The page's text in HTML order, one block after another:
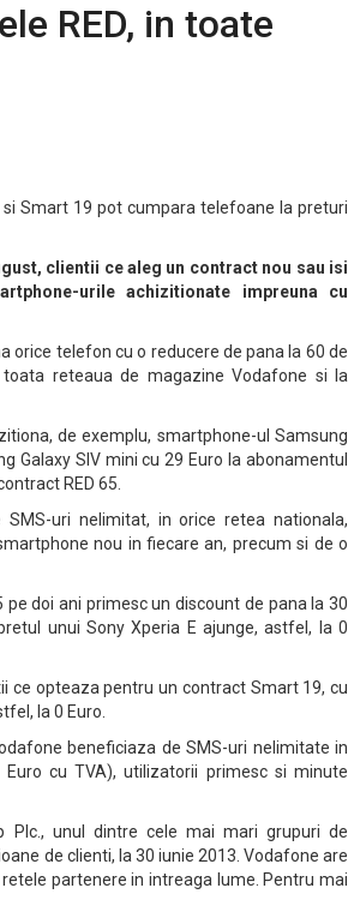
RED, in toate
Smart 19 pot cumpara telefoane la preturi
clientii ce aleg un contract nou sau isi
urile achizitionate impreuna cu
orice telefon cu o reducere de pana la 60 de
reteaua de magazine Vodafone si la
de exemplu, smartphone-ul Samsung
Galaxy SIV mini cu 29 Euro la abonamentul
RED 65.
uri nelimitat, in orice retea nationala,
nou in fiecare an, precum si de o
doi ani primesc un discount de pana la 30
unui Sony Xperia E ajunge, astfel, la 0
ce opteaza pentru un contract Smart 19, cu
la 0 Euro.
beneficiaza de SMS-uri nelimitate in
cu TVA), utilizatorii primesc si minute
Plc., unul dintre cele mai mari grupuri de
de clienti, la 30 iunie 2013. Vodafone are
partenere in intreaga lume. Pentru mai